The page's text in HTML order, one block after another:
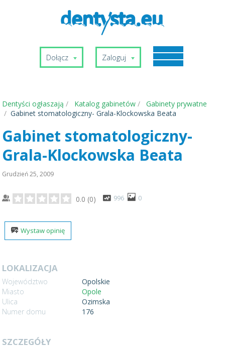
Dołącz Zaloguj
Dentyści ogłaszają Katalog gabinetów
Gabinety prywatne
Gabinet stomatologiczny- Grala-Klockowska Beata
Gabinet stomatologiczny-
Grala-Klockowska Beata
Grudzień 25, 2009
0.0 (0) 996 0
Wystaw opinię
LOKALIZACJA
Województwo
Opolskie
Miasto
Opole
Ulica
Ozimska
Numer domu
176
SZCZEGÓŁY